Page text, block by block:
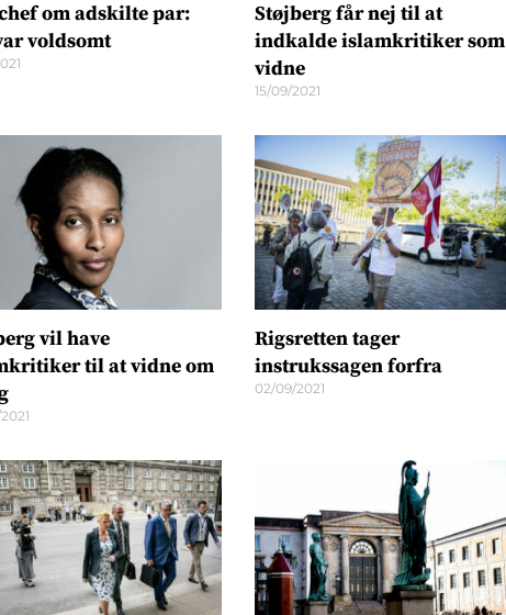
om adskilte par:
voldsomt
Støjberg får nej til at
indkalde islamkritiker som
vidne
15/09/2021
vil have
til at vidne om
Rigsretten tager
instrukssagen forfra
02/09/2021